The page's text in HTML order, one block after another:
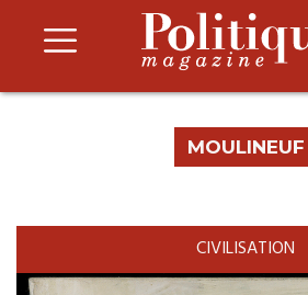
MOULINEUF
CIVILISATION